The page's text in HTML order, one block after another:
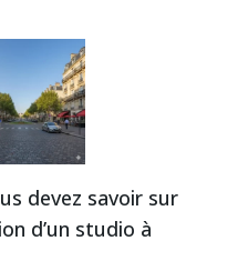
devez savoir sur
d’un studio à